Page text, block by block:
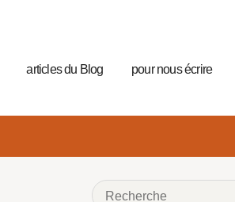
articles du Blog pour nous écrire